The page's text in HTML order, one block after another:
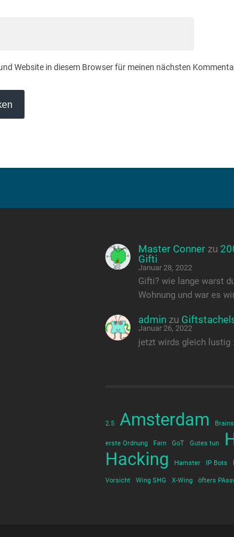
Website in diesem Browser für meinen nächsten
Master Conner zu
Gifti
Januar 28, 2022
Gifti? wie lange warst
Wohnung und war es
admin zu
Januar 26, 2022
jetzt wirds gleich lustig
2.5 Amsterdam
erste Ordnung Farn GoT Gutes tun
Hacking
Hamster IP Bots
Vorsicht Wing SHG X-Wing öfters